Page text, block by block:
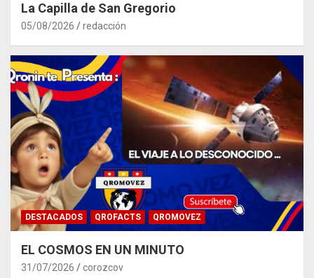
La Capilla de San Gregorio
05/08/2026 redacción
DESTACADOS QROFACTS QROMOVEZ
EL COSMOS EN UN MINUTO
31/07/2026 corozcov